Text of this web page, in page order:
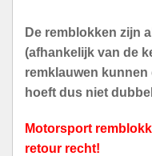
De remblokken zijn
(afhankelijk van de
remklauwen kunnen
hoeft dus niet
Motorsport
retour recht!